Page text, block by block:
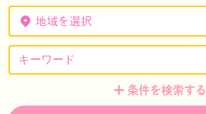
地域を選択
条件を検索する